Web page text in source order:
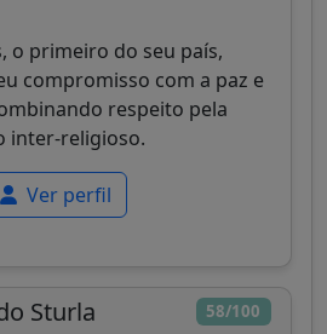
o primeiro do seu país,
compromisso com a paz e
respeito pela
inter-religioso.
Ver perfil
58/100
Sturla